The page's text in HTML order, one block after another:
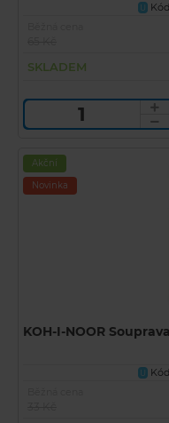
U Kód
SKLADEM
Akční
Novinka
KOH-I-NOOR
U